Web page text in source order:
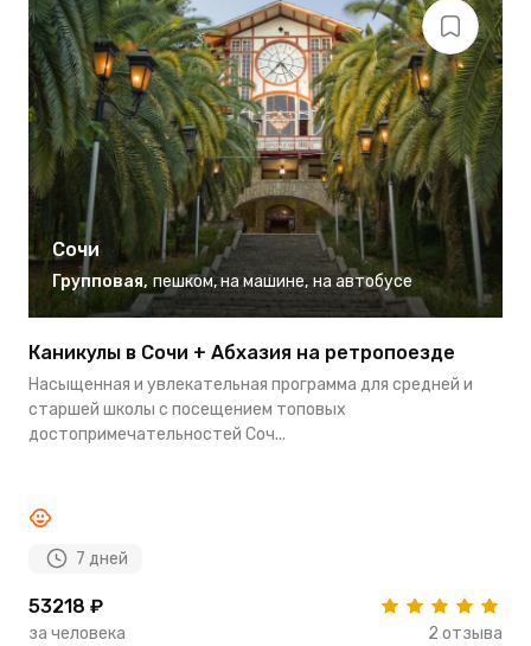
Сочи
Групповая, пешком, на машине, на автобусе
Каникулы в Сочи + Абхазия на ретропоезде
Насыщенная и увлекательная программа для средней и
старшей школы с посещением топовых
достопримечательностей Соч...
7 дней
53218 ₽
за человека 2 отзыва